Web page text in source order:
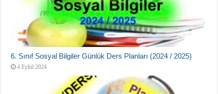
6. Sınıf Sosyal Bilgiler Günlük Ders Planları (2024 / 2025)
4 Eylül 2024